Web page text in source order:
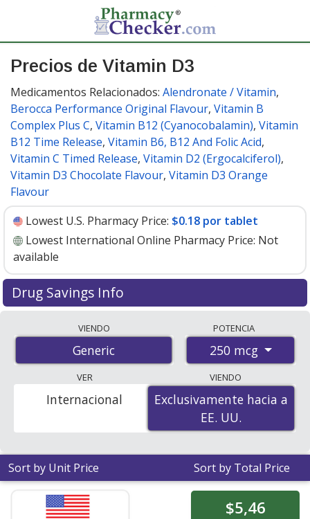
Precios de Vitamin D3
Medicamentos Relacionados: Alendronate / Vitamin,
Berocca Performance Original Flavour, Vitamin B
Complex Plus C, Vitamin B12 (Cyanocobalamin), Vitamin
B12 Time Release, Vitamin B6, B12 And Folic Acid,
Vitamin C Timed Release, Vitamin D2 (Ergocalciferol),
Vitamin D3 Chocolate Flavour, Vitamin D3 Orange
Flavour
Lowest U.S. Pharmacy Price: $0.18 por tablet
Lowest International Online Pharmacy Price: Not
available
Drug Savings Info
start at$0.18 por tabletfor 30 tablets. You save 35%
off the average U.S. pharmacy retail price of $0.28 per
tablet for 30 tablets. Enter your ZIP Code to compare
discount vitamin d3 coupon prices in your area.
VIENDO
Generic
POTENCIA
250 mcg
VER
Exclusivamente hacia a
EE. UU.
Internacional
VIENDO
Exclusivamente hacia a
EE. UU.
Sort by Unit Price Sort by Total Price
$5,46